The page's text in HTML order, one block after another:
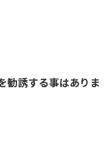
勧誘する事はありま